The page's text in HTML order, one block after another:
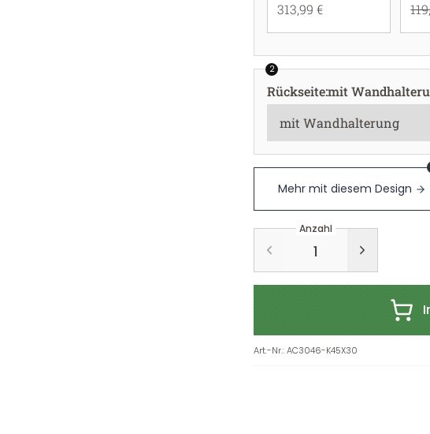
313,99 €
2
Rückseite:mit
Mehr mit diesem Design
Anzahl
Art.-Nr.:AC3046-K45X30